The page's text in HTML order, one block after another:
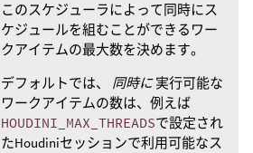
このスケジューラによって同時にス
ケジュールを組むことができるワー
クアイテムの最大数を決めます。
デフォルトでは、 同時に実行可能な
ワークアイテムの数は、例えば
HOUDINI_MAX_THREADSで設定され
たHoudiniセッションで利用可能なス